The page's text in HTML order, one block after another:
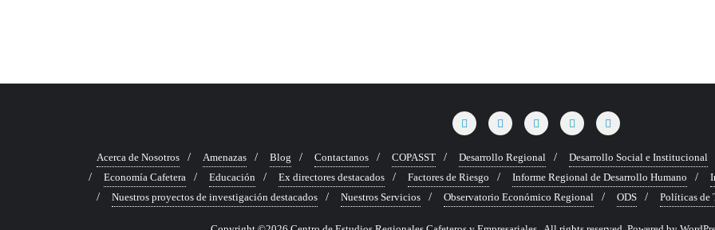
Acerca de Nosotros Amenazas Blog Contactanos COPASST Desarrollo Regional
Desarrollo Social e Institucional
Economía Cafetera
Educación Ex directores destacados Factores de Riesgo Informe Regional de Desarrollo Humano
Nuestros proyectos de investigación destacados
Nuestros Servicios Observatorio Económico Regional ODS Políticas de